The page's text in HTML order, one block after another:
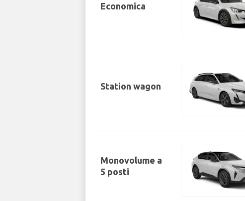
Economica
Station wagon
Monovolume a
5 posti